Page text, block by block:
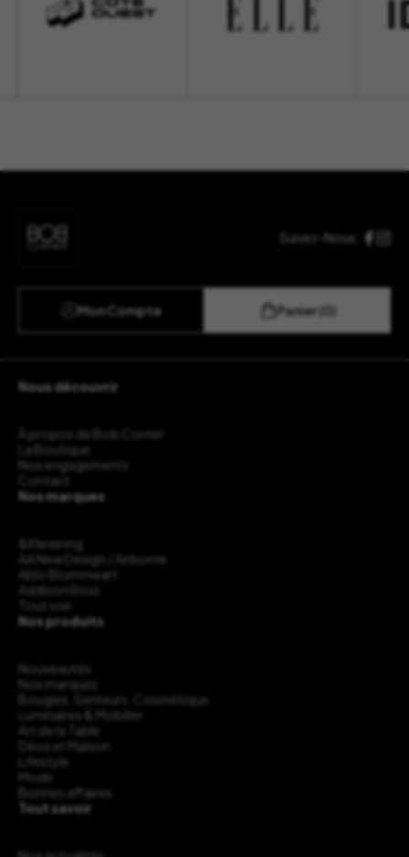
Suivez-Nous :
Mon Compte Panier (0)
Nous découvrir
À propos de Bob Corner
La Boutique
Nos engagements
Contact
Nos marques
&Klevering
AA New Design / Airborne
Ablo Blommeart
Addison Ross
Tout voir
Nos produits
Nouveautés
Nos marques
Bougies, Senteurs, Cosmétique
Luminaires & Mobilier
Art de la Table
Déco et Maison
Lifestyle
Mode
Bonnes affaires
Tout savoir